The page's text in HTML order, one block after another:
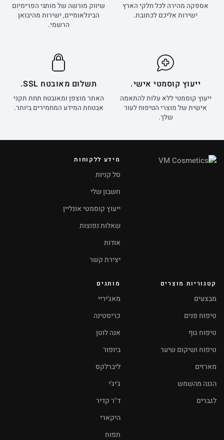
אספקה מהירה לכל חלקי הארץ
ישירות אליכם לכתובת.
שיווק מורשה של מותגי הפרימיום
הבינלאומיים, ישירות מהיבואן
הרשמי.
ייעוץ קוסמטי אישי.
ייעוץ קוסמטי ללא עלות להתאמה
אישית של מוצרי הטיפוח לעור
שלך.
תשלום מאובטח SSL.
האתר מוצפן ומאובטח תחת תקני
אבטחת המידע המחמירים ביותר.
מידע ללקוחות
סל קניות
חשבון שלי
ייעוץ קוסמטי אונליין
שאלות נפוצות
אודות
יצירת קשר
קטגוריות מוצרים
מבצעים
טיפוח פנים
טיפוח גוף
טיפוח ושיקום שיער
מארזים
הגנה מהשמש
לגברים
מותגים
מאג'יריי
כריסטינה
אנה לוטן
ביופור
ליברלקס
ג'יג'י
ד"ר קדיר
היקארי
תפוח